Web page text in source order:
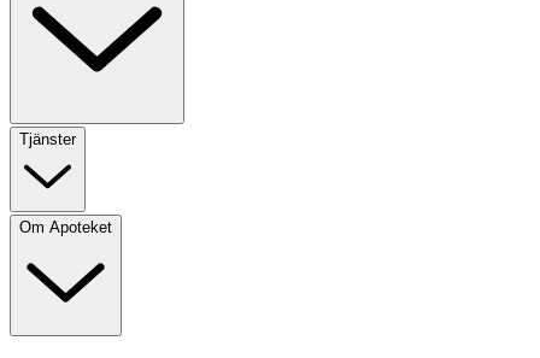
Tjänster
Om Apoteket